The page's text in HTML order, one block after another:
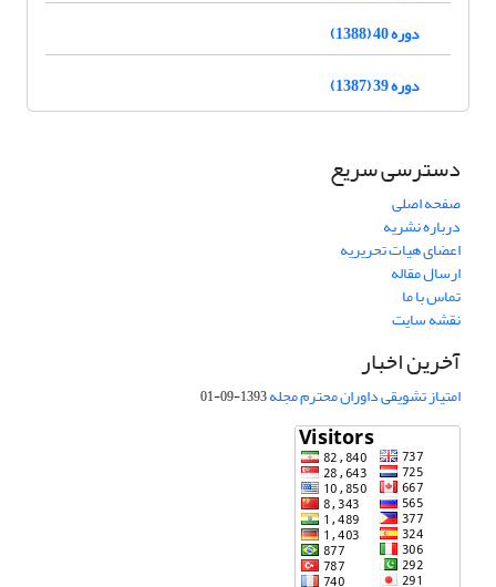
دوره 40 (1388)
دوره 39 (1387)
دسترسی سریع
صفحه اصلی
درباره نشریه
اعضای هیات تحریریه
ارسال مقاله
تماس با ما
نقشه سایت
آخرین اخبار
امتیاز تشویقی داوران محترم مجله1393-09-01